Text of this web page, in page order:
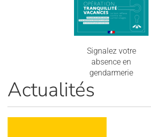
Signalez votre
absence en
gendarmerie
Actualités